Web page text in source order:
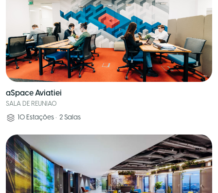
aSpace Aviatiei
SALA DE REUNIAO
10 Estações • 2 Salas